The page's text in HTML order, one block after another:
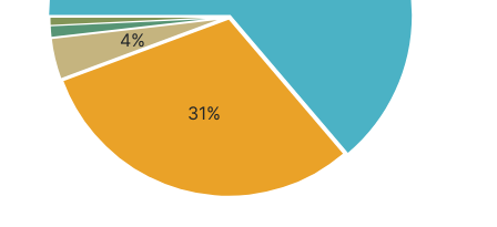
31%
4%